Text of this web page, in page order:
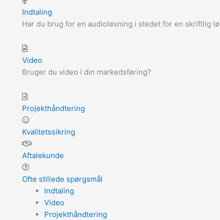
Indtaling
Har du brug for en audioløsning i stedet for en skriftlig
Video
Bruger du video i din markedsføring?
Projekthåndtering
Kvalitetssikring
Aftalekunde
Ofte stillede spørgsmål
Indtaling
Video
Projekthåndtering